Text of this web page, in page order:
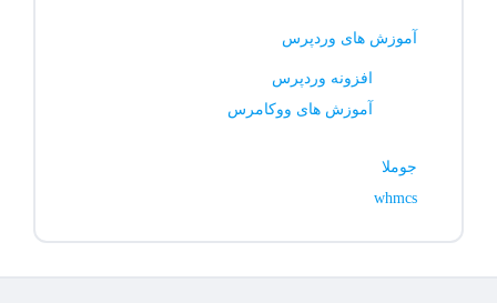
آموزش های وردپرس
افزونه وردپرس
آموزش های ووکامرس
جوملا
whmcs